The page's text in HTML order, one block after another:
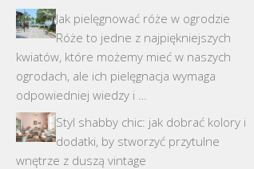
Jak pielęgnować róże w ogrodzie
Róże to jedne z najpiękniejszych
kwiatów, które możemy mieć w naszych
ogrodach, ale ich pielęgnacja wymaga
odpowiedniej wiedzy i …
Styl shabby chic: jak dobrać kolory i
dodatki, by stworzyć przytulne
wnętrze z duszą vintage